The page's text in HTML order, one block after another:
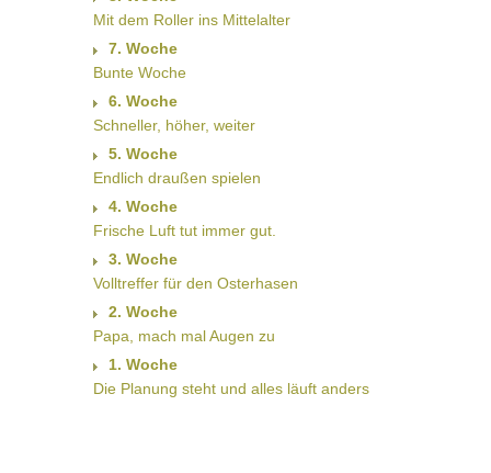
Mit dem Roller ins Mittelalter
7. Woche
Bunte Woche
6. Woche
Schneller, höher, weiter
5. Woche
Endlich draußen spielen
4. Woche
Frische Luft tut immer gut.
3. Woche
Volltreffer für den Osterhasen
2. Woche
Papa, mach mal Augen zu
1. Woche
Die Planung steht und alles läuft anders